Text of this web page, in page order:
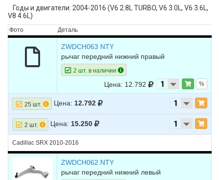
Годы и двигатели: 2004-2016 (V6 2.8L TURBO, V6 3.0L, V6 3.6L,
V8 4.6L)
Фото Деталь
ZWDCH063 NTY
рычаг передний нижний правый
2 шт. в наличии
Цена: 12.792 %
25 шт. Цена: 12.792
2 шт. Цена: 15.250
Cadillac SRX 2010-2016
ZWDCH062 NTY
рычаг передний нижний левый